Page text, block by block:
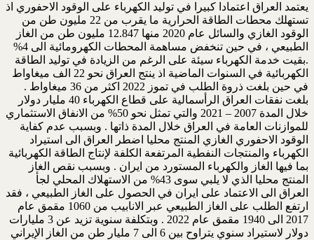
يعتمد العراق اعتمادا كبيرا في توليد الكهرباء على الوقود الاحفوري اذ
تستهلك محطات الطاقة الحرارية ما يقرب من 22 مليون طن من
الوقود الغازي والسائل عام 2020 منها 12.847 مليون طن من الغاز
الطبيعي ، في حين تنخفض مساهمة المحطات الكهرومائية الى 4%
.بقيت خدمة الكهرباء سيئة على الرغم من الزيادة في توليد الطاقة
الكهربائية في السنوات الماضية اذ ينتج العراق نحو 22 الف ميغاواط
في حين بلغت ذروة الطلب في تموز 2022 اكثر من 36 ميغاواط .
بلغت نفقات العراق الرأسمالية على قطاع الكهرباء 40 مليار دولار
خلال المدة 2007 – 2021 والتي تمثل نحو 50% من الانفاق الاستثماري
للموازنات العامة في العراق خلال المدة ذاتها . وبسبب عدم كفاية
الوقود الاحفوري الغازي المنتج محليا اضطر العراق الى استيراد
الكهرباء والمنتجات النفطية المرتفعة الكلفة لإنتاج الطاقة الكهربائية
بما فيها الغاز والكهرباء المستورد من ايران . وبسبب نقص الغاز
المنتج محليا الذي لا يلبي سوى 43% من الاستهلاك المحلي لجأ
العراق الى الاعتماد على ايران في الحصول على الغاز الطبيعي ، فقد
ارتفع الطلب على الغاز الطبيعي عبر الانابيب من 1060 مقمق عام
2017 الى 1940 مقمق عام 2022 . وبتكلفة سنوية تزيد عن 3 مليارات
دولار لاستيراد سنوي يتراوح بين 6 الى 7 مليار طن من الغاز الإيراني